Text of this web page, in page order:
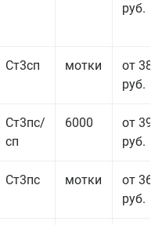
руб.
Ст3сп мотки
от 38
руб.
Ст3пс/
сп
6000
от 39
руб.
Ст3пс мотки
от 36
руб.